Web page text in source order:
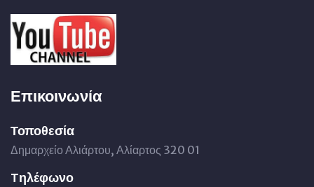
Επικοινωνία
Τοποθεσία
Δημαρχείο Αλιάρτου, Αλίαρτος 320 01
Tηλέφωνο